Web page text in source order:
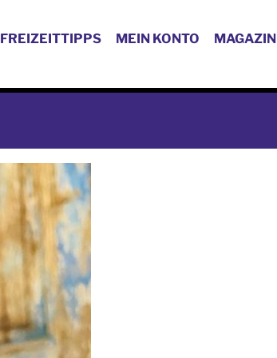
FREIZEITTIPPS MEIN KONTO MAGAZIN